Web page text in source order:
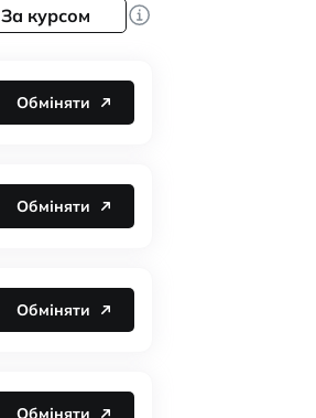
За курсом
Обміняти
Обміняти
Обміняти
Обміняти